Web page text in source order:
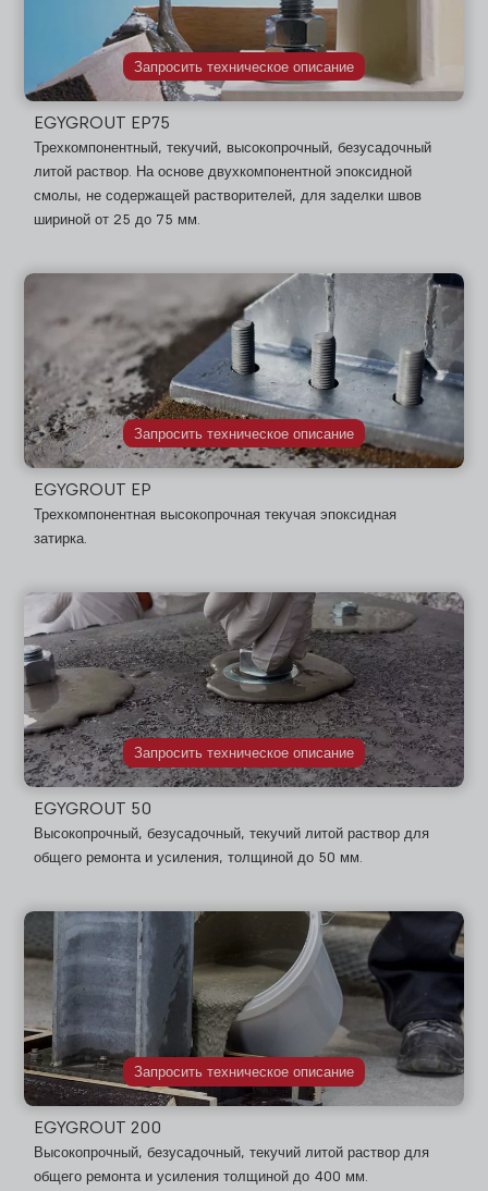
EGYGROUT EP75
Трехкомпонентный, текучий, высокопрочный, безусадочный
литой раствор. На основе двухкомпонентной эпоксидной
смолы, не содержащей растворителей, для заделки швов
шириной от 25 до 75 мм.
Запросить техническое описание
EGYGROUT EP
Трехкомпонентная высокопрочная текучая эпоксидная
затирка.
Запросить техническое описание
EGYGROUT 50
Высокопрочный, безусадочный, текучий литой раствор для
общего ремонта и усиления, толщиной до 50 мм.
Запросить техническое описание
EGYGROUT 200
Высокопрочный, безусадочный, текучий литой раствор для
общего ремонта и усиления толщиной до 400 мм.
Запросить техническое описание